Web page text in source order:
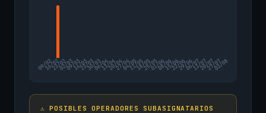
09/02
16/0223/0202/0309/0316/0323/0330/0306/0413/0420/0427/0404/0511/0518/0525/0501/0608/0615/0622/0629/0606/0713/0720/0727/07
03/08
⚠️ POSIBLES OPERADORES SUBASIGNATARIOS